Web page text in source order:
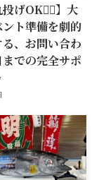
投げOK🙆‍♂️】大
ト準備を劇的
、お問い合わ
での完全サポ